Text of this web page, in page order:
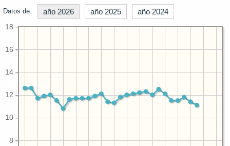
Datos de: año 2026 año 2025 año 2024
8
10
12
14
16
18